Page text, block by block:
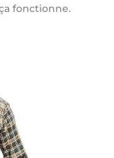
fonctionne.